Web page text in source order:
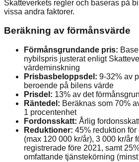
Skatteverkets regler och baseras på
vissa andra faktorer.
Beräkning av förmånsvärde
Förmånsgrundande pris:
nybilspris justerat enligt
värdeminskning
Prisbasbeloppsdel: 9-32% av
beroende på bilens värde
Prisdel: 13% av det
Räntedel: Beräknas som 70%
1 procentenhet
Fordonsskatt: Årlig
Reduktioner: 45% reduktion
(max 120 000 kr/år), 3 000 kr/år
registrerade före 2021, samt
omfattande tjänstekörning